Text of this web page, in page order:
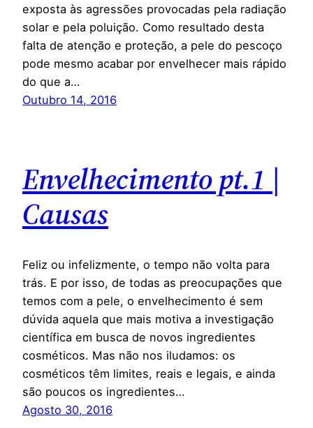
exposta às agressões provocadas pela radiação
solar e pela poluição. Como resultado desta
falta de atenção e proteção, a pele do pescoço
pode mesmo acabar por envelhecer mais rápido
do que a…
Outubro 14, 2016
Envelhecimento pt.1 |
Causas
Feliz ou infelizmente, o tempo não volta para
trás. E por isso, de todas as preocupações que
temos com a pele, o envelhecimento é sem
dúvida aquela que mais motiva a investigação
científica em busca de novos ingredientes
cosméticos. Mas não nos iludamos: os
cosméticos têm limites, reais e legais, e ainda
são poucos os ingredientes…
Agosto 30, 2016